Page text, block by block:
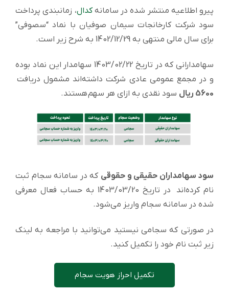
پیرو اطلاعیه منتشر شده در سامانهکدال، زمانبندی پرداخت
سود شركت کارخانجات سیمان صوفیان با نماد “سصوفی”
برای سال مالی منتهی به 1402/12/29 به شرح زیر است.
سهامدارانی که در تاریخ 1403/02/22 سهامدار این نماد بوده
و در مجمع عمومی عادی شرکت داشته‌اند مشمول دریافت
5600 ریال
سود نقدی به ازای هر سهم هستند.
سود سهامداران حقیقی و حقوقی که در سامانه سجام ثبت
نام کرده‌اند در تاریخ 1403/03/20 به حساب فعال معرفی
شده در سامانه سجام واریز می‌شود.
در صورتی که سجامی نیستید می‌توانید با مراجعه به لینک
زیر ثبت نام خود را تکمیل کنید.
تکمیل احراز هویت سجام